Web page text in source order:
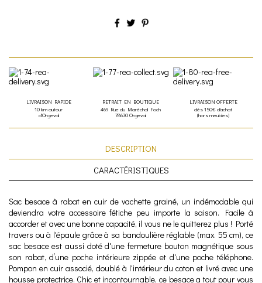
LIVRAISON RAPIDE
10 km autour
d'Orgeval
RETRAIT EN BOUTIQUE
469 Rue du Maréchal Foch
78630 Orgeval
LIVRAISON OFFERTE
dès 150€ d'achat
(hors meubles)
DESCRIPTION
CARACTÉRISTIQUES
Sac besace à rabat en cuir de vachette grainé, un indémodable qui
deviendra votre accessoire fétiche peu importe la saison. Facile à
accorder et avec une bonne capacité, il vous ne le quitterez plus ! Porté
travers ou à l'épaule grâce à sa bandoulière réglable (max. 55 cm), ce
sac besace est aussi doté d'une fermeture bouton magnétique sous
son rabat,d’une poche intérieure zippée et d'une poche téléphone.
Pompon en cuir associé, doublé à l'intérieur du coton et livré avec une
housse protectrice. Chic et incontournable, ce besace a tout pour vous